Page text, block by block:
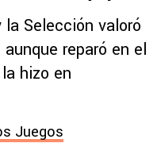
la Selección valoró
reparó en el
hizo en
Juegos